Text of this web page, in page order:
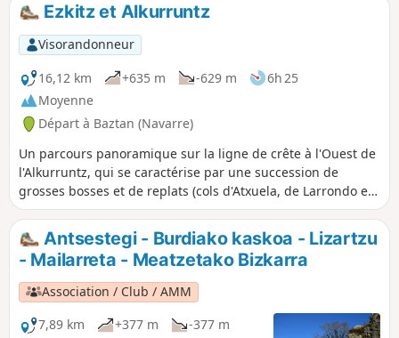
Ezkitz et Alkurruntz
Visorandonneur
16,12 km
+635 m -629 m
6h 25
Moyenne
Départ à Baztan (Navarre)
Un parcours panoramique sur la ligne de crête à l'Ouest de
l'Alkurruntz, qui se caractérise par une succession de
grosses bosses et de replats (cols d'Atxuela, de Larrondo et
d'Iñaterri) jusqu'au sommet de l'Ezkitz. Nous terminerons
l'itinéraire par l'ascension de l'Alkurruntz en aller-retour et
en empruntant la voie la plus facile.
Antsestegi - Burdiako kaskoa - Lizartzu
- Mailarreta - Meatzetako Bizkarra
Association / Club / AMM
7,89 km
+377 m
-377 m